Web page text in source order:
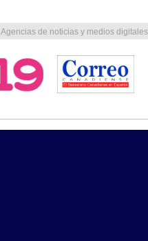
Agencias de noticias y medios digitales